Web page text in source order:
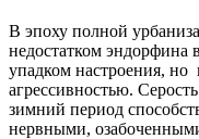
В эпоху полной
недостатком эндорфина
упадком настроения,
агрессивностью.
зимний период
нервными,